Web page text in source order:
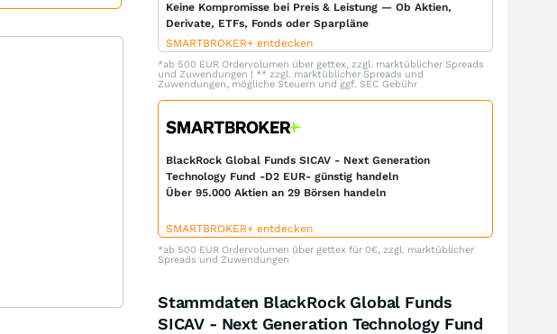
Keine Kompromisse bei Preis & Leistung — Ob Aktien,
Derivate, ETFs, Fonds oder Sparpläne
SMARTBROKER+ entdecken
*ab 500 EUR Ordervolumen über gettex, zzgl. marktüblicher Spreads
und Zuwendungen | ** zzgl. marktüblicher Spreads und
Zuwendungen, mögliche Steuern und ggf. SEC Gebühr
BlackRock Global Funds SICAV - Next Generation
Technology Fund -D2 EUR- günstig handeln
Über 95.000 Aktien an 29 Börsen handeln
SMARTBROKER+ entdecken
*ab 500 EUR Ordervolumen über gettex für 0€, zzgl. marktüblicher
Spreads und Zuwendungen
Stammdaten BlackRock Global Funds
SICAV - Next Generation Technology Fund